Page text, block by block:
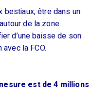
bestiaux, être dans un
de la zone
d’une baisse de son
la FCO.
est de 4 millions